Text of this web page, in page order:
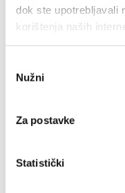
dok ste upotrebljavali
korištenja naših
pristanka
Nužni
Za postavke
Statistički
21216 Kaštel Stari,
21216 Kaštel Stari,